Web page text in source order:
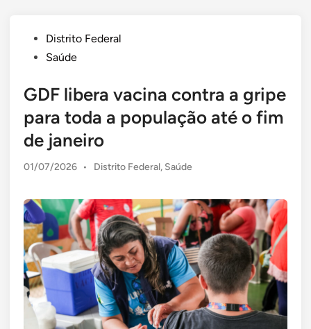
PostedDistrito Federal
Saúde
GDF libera vacina contra a gripe
para toda a população até o fim
de janeiro
01/07/2026 •
Posted
Distrito Federal, Saúde